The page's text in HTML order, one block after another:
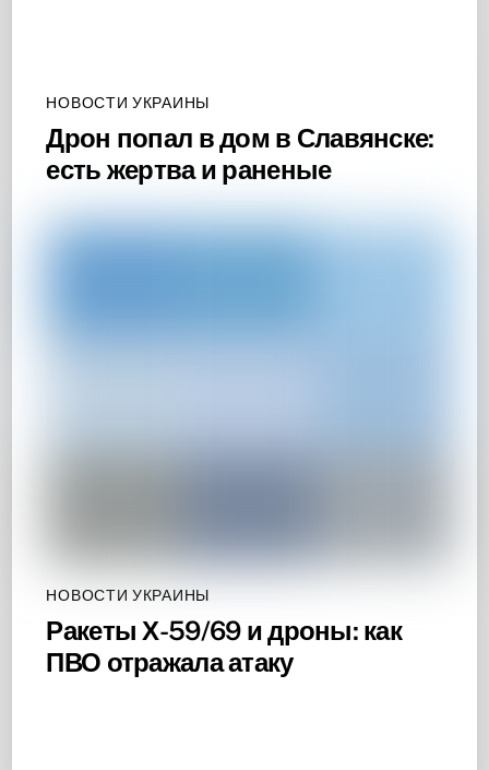
НОВОСТИ УКРАИНЫ
Дрон попал в дом в Славянске:
есть жертва и раненые
НОВОСТИ УКРАИНЫ
Ракеты Х-59/69 и дроны: как
ПВО отражала атаку